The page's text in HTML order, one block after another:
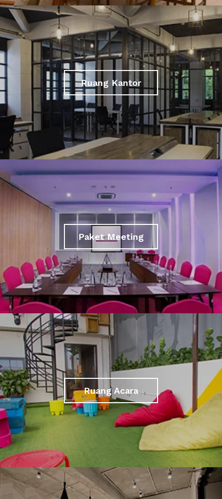
Ruang Kantor
Paket Meeting
Ruang Acara